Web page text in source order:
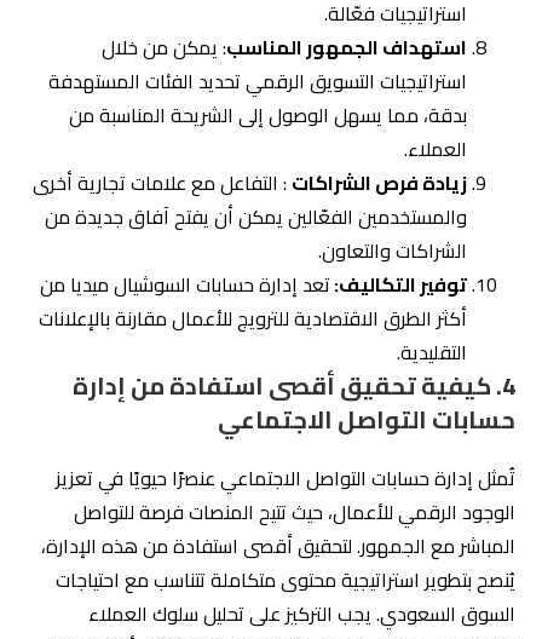
تُمثل إدارة حسابات التواصل الاجتماعي عنصرًا حيويًا في تعزيز
الوجود الرقمي للأعمال، حيث تتيح المنصات فرصة للتواصل
المباشر مع الجمهور. لتحقيق أقصى استفادة من هذه الإدارة،
يُنصح بتطوير استراتيجية محتوى متكاملة تتناسب مع احتياجات
السوق السعودي. يجب التركيز على تحليل سلوك العملاء
وتفاعلهم، مما يساعد على توجيه الحملات بشكل أكثر فعالية.
بالإضافة إلى ذلك، ينبغي استخدام الأدوات التحليلية لمتابعة
الأداء وتعديل الاستراتيجيات وفقاً للنتائج. في النهاية، الالتزام
والإبداع هما المفتاحان الرئيسيان لتحقيق النجاح في هذا
المجال.
5 معايير لاختيار أفضل شركة لإدارة حسابات
التواصل الاجتماعي
خمسة معايير لاختيار أفضل شركة لإدارة حسابات التواصل
الاجتماعي في السوق السعودي الزاخر بالشركات والمؤسسات
والمنافسة الشرسة:
1. موثوقية الشركة في السوق السعودي